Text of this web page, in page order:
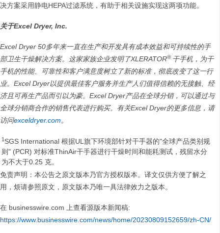
决方案采用静电HEPA过滤系统，有助于相关设施实现这两项功能。
关于Excel Dryer, Inc.
Excel Dryer 50多年来一直在生产和开发具有成本效益和可持续性的手
部卫生干燥解决方案。这家家族企业发明了XLERATOR® 干手机，为干
手机的性能、可靠性和客户满意度树立了新的标准，彻底改变了这一行
业。Excel Dryer以提供最佳客户服务并生产人们值得信赖的无接触、经
济且可再生产品而引以为豪。Excel Dryer产品在全球分销，可以通过与
全球分销商合作的销售代表进行购买。有关Excel Dryer的更多信息，请
访问exceldryer.com。
1 SGS International 根据UL旗下环境部针对干手器的"全球产品类别规
则" (PCR) 对标准ThinAir干手器进行干燥时间和能耗测试，残留水分
为不大于0.25 克。
免责声明：本公告之原文版本乃官方授权版本。译文仅供方便了解之
用，烦请参照原文，原文版本乃唯一具法律效力之版本。
在 businesswire.com 上查看源版本新闻稿:
https://www.businesswire.com/news/home/20230809152659/zh-CN/